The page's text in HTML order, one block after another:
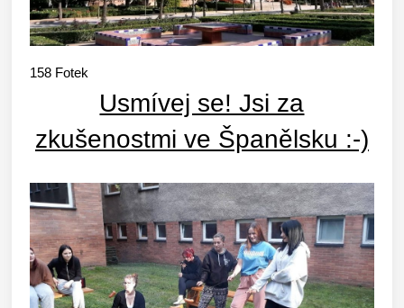
158 Fotek
Usmívej se! Jsi za
zkušenostmi ve Španělsku :-)